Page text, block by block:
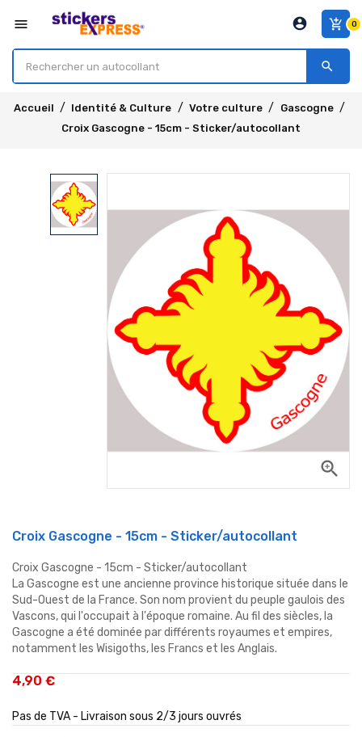
menu add_shopping_cart 0
account_circle
search
Accueil Identité & Culture Votre culture
Gascogne
Croix Gascogne - 15cm - Sticker/autocollant
zoom_in
Croix Gascogne - 15cm - Sticker/autocollant
Croix Gascogne - 15cm - Sticker/autocollant
La Gascogne est une ancienne province historique située dans le
Sud-Ouest de la France. Son nom provient du peuple gaulois des
Vascons, qui l'occupait à l'époque romaine. Au fil des siècles, la
Gascogne a été dominée par différents royaumes et empires,
notamment les Wisigoths, les Francs et les Anglais.
4,90 €
Pas de TVA - Livraison sous 2/3 jours ouvrés